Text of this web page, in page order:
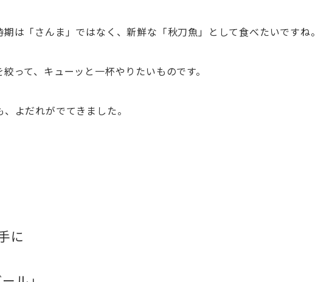
は「さんま」ではなく、新鮮な「秋刀魚」として食べたいですね。
って、キューッと一杯やりたいものです。
よだれがでてきました。
に